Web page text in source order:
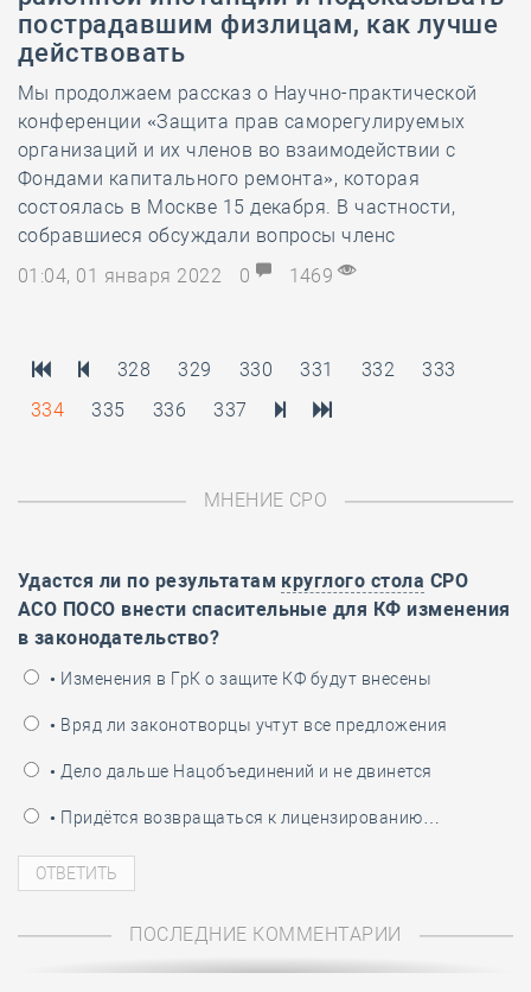
пострадавшим физлицам, как лучше
действовать
Мы продолжаем рассказ о Научно-практической
конференции «Защита прав саморегулируемых
организаций и их членов во взаимодействии с
Фондами капитального ремонта», которая
состоялась в Москве 15 декабря. В частности,
собравшиеся обсуждали вопросы членс
01:04, 01 января 2022
0 1469
328 329 330 331 332
333
334
335 336 337
МНЕНИЕ СРО
Удастся ли по результатам круглого стола СРО
АСО ПОСО внести спасительные для КФ изменения
в законодательство?
• Изменения в ГрК о защите КФ будут внесены
• Вряд ли законотворцы учтут все предложения
• Дело дальше Нацобъединений и не двинется
• Придётся возвращаться к лицензированию…
ПОСЛЕДНИЕ КОММЕНТАРИИ